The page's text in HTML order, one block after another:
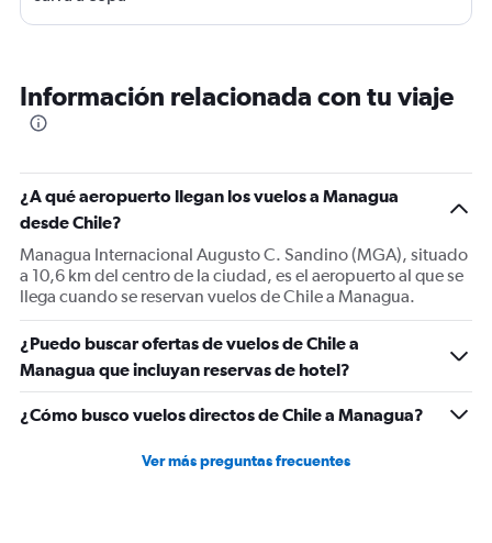
Información relacionada con tu viaje
¿A qué aeropuerto llegan los vuelos a Managua
desde Chile?
Managua Internacional Augusto C. Sandino (MGA), situado
a 10,6 km del centro de la ciudad, es el aeropuerto al que se
llega cuando se reservan vuelos de Chile a Managua.
¿Puedo buscar ofertas de vuelos de Chile a
Managua que incluyan reservas de hotel?
¿Cómo busco vuelos directos de Chile a Managua?
Ver más preguntas frecuentes